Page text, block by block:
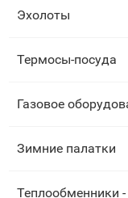
Эхолоты
Термосы-посуда
Газовое
Зимние палатки
Теплообменники